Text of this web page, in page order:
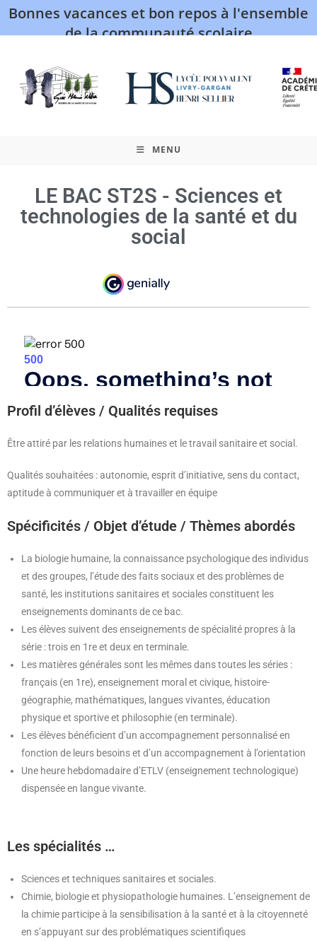
Bonnes vacances et bon repos à l'ensemble
de la communauté scolaire
MENU
LE BAC ST2S​ - Sciences et
technologies de la santé et du
social
Profil d’élèves / Qualités requises
Être attiré par les relations humaines et le travail sanitaire et social.
Qualités souhaitées : autonomie, esprit d’initiative, sens du contact,
aptitude à communiquer et à travailler en équipe
Spécificités / Objet d’étude / Thèmes abordés
La biologie humaine, la connaissance psychologique des individus
et des groupes, l’étude des faits sociaux et des problèmes de
santé, les institutions sanitaires et sociales constituent les
enseignements dominants de ce bac.
Les élèves suivent des enseignements de spécialité propres à la
série : trois en 1re et deux en terminale.
Les matières générales sont les mêmes dans toutes les séries :
français (en 1re), enseignement moral et civique, histoire-
géographie, mathématiques, langues vivantes, éducation
physique et sportive et philosophie (en terminale).
Les élèves bénéficient d’un accompagnement personnalisé en
fonction de leurs besoins et d’un accompagnement à l’orientation
Une heure hebdomadaire d’ETLV (enseignement technologique)
dispensée en langue vivante.
Les spécialités …
Sciences et techniques sanitaires et sociales.
Chimie, biologie et physiopathologie humaines. L’enseignement de
la chimie participe à la sensibilisation à la santé et à la citoyenneté
en s’appuyant sur des problématiques scientifiques